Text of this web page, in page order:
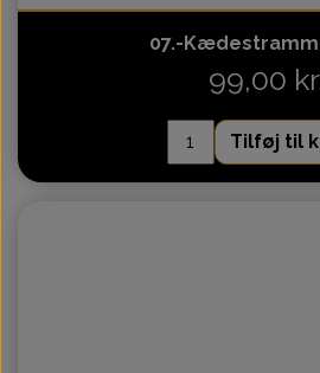
07.-
99,00
Tilføj til